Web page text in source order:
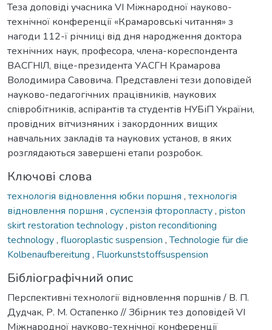
Теза доповіді учасника VI Міжнародної науково-
технічної конференції «Крамаровські читання» з
нагоди 112-ї річниці від дня народження доктора
технічних наук, професора, члена-кореспондента
ВАСГНІЛ, віце-президента УАСГН Крамарова
Володимира Савовича. Представлені тези доповідей
науково-педагогічних працівників, наукових
співробітників, аспірантів та студентів НУБіП України,
провідних вітчизняних і закордонних вищих
навчальних закладів та наукових установ, в яких
розглядаються завершені етапи розробок.
Ключові слова
технологія відновлення юбки поршня , технологія
відновлення поршня , суспензія фторопласту, piston
skirt restoration technology, piston reconditioning
technology, fluoroplastic suspension ,Technologie für die
Kolbenaufbereitung , Fluorkunststoffsuspension
Бібліографічний опис
Перспективні технології відновлення поршнів / В. П.
Дудчак, Р. М. Остапенко // Збірник тез доповідей VI
Міжнародної науково-технічної конференції